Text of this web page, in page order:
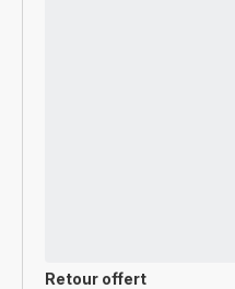
Retour offert